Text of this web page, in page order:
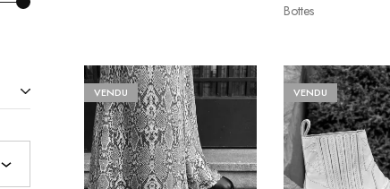
Bottes
VENDU VENDU